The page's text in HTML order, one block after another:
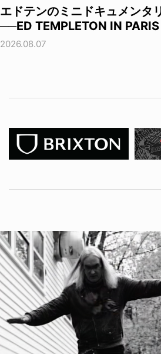
エドテンのミニドキュメンタ
──ED TEMPLETON IN PARIS
2026.08.07